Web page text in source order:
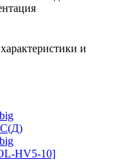
и
HV5-10]